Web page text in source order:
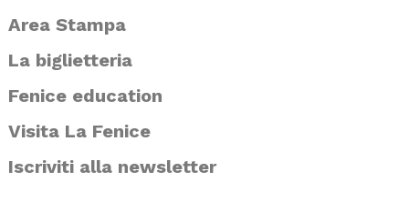
Area Stampa
La biglietteria
Fenice education
Visita La Fenice
Iscriviti alla newsletter